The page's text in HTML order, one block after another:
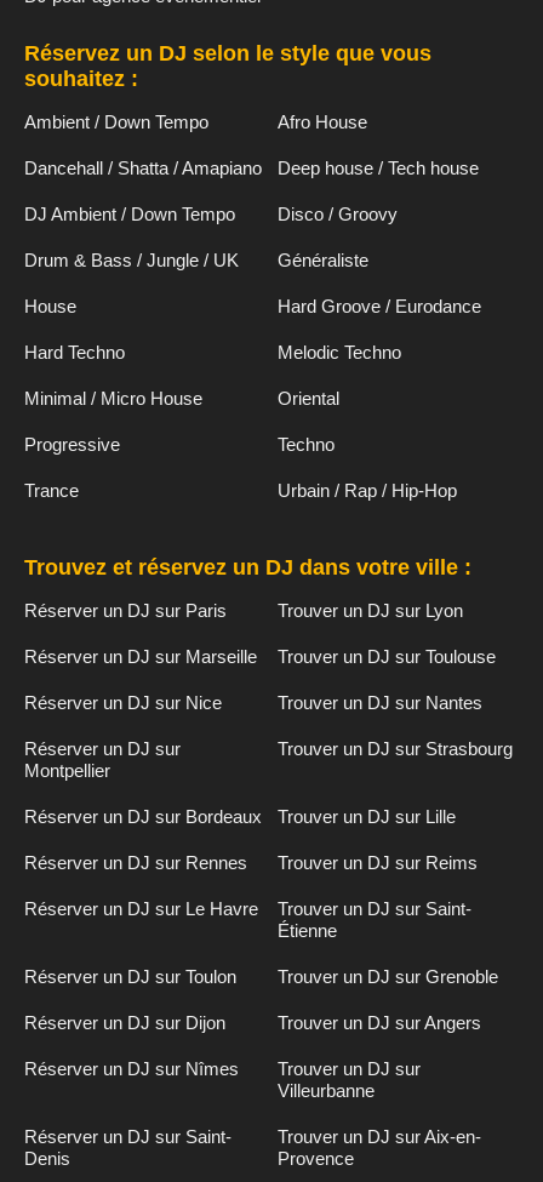
Réservez un DJ selon le style que vous
souhaitez :
Ambient / Down Tempo Afro House
Dancehall / Shatta / Amapiano Deep house / Tech house
DJ Ambient / Down Tempo Disco / Groovy
Drum & Bass / Jungle / UK Généraliste
House Hard Groove / Eurodance
Hard Techno Melodic Techno
Minimal / Micro House Oriental
Progressive Techno
Trance Urbain / Rap / Hip-Hop
Trouvez et réservez un DJ dans votre ville :
Réserver un DJ sur Paris Trouver un DJ sur Lyon
Réserver un DJ sur Marseille Trouver un DJ sur Toulouse
Réserver un DJ sur Nice Trouver un DJ sur Nantes
Réserver un DJ sur
Montpellier
Trouver un DJ sur Strasbourg
Réserver un DJ sur Bordeaux Trouver un DJ sur Lille
Réserver un DJ sur Rennes Trouver un DJ sur Reims
Réserver un DJ sur Le Havre
Trouver un DJ sur Saint-
Étienne
Réserver un DJ sur Toulon Trouver un DJ sur Grenoble
Réserver un DJ sur Dijon Trouver un DJ sur Angers
Réserver un DJ sur Nîmes
Trouver un DJ sur
Villeurbanne
Réserver un DJ sur Saint-
Denis
Trouver un DJ sur Aix-en-
Provence